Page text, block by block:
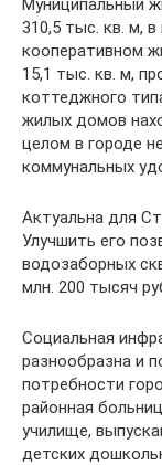
310,5 тыс. кв. м,
кооперативном
15,1 тыс. кв. м,
коттеджного
жилых домов
целом в городе
коммунальных
Актуальна для
Улучшить его
водозаборных
млн. 200 тысяч
Социальная
разнообразна и
потребности
районная
училище,
детских